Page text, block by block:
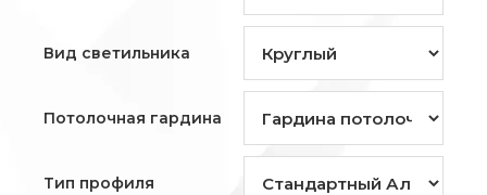
Вид светильника
Потолочная гардина
Тип профиля